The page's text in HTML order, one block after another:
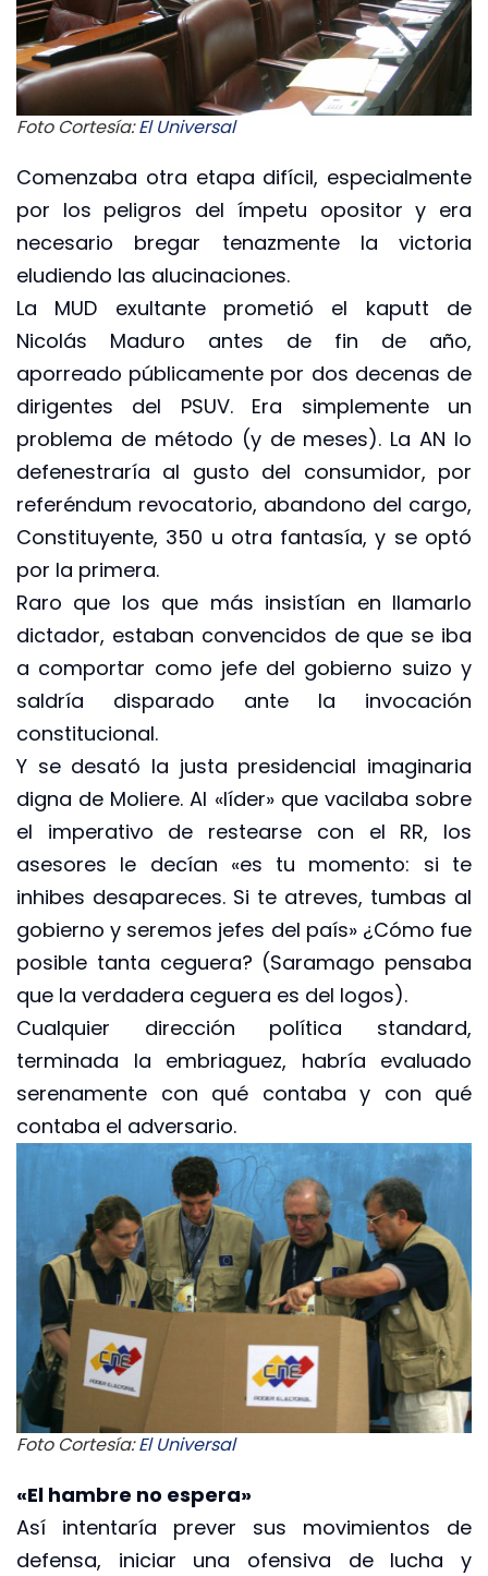
Foto Cortesía:El Universal
Comenzaba otra etapa difícil, especialmente
por los peligros del ímpetu opositor y era
necesario bregar tenazmente la victoria
eludiendo las alucinaciones.
La MUD exultante prometió el kaputt de
Nicolás Maduro antes de fin de año,
aporreado públicamente por dos decenas de
dirigentes del PSUV. Era simplemente un
problema de método (y de meses). La AN lo
defenestraría al gusto del consumidor, por
referéndum revocatorio, abandono del cargo,
Constituyente, 350 u otra fantasía, y se optó
por la primera.
Raro que los que más insistían en llamarlo
dictador, estaban convencidos de que se iba
a comportar como jefe del gobierno suizo y
saldría disparado ante la invocación
constitucional.
Y se desató la justa presidencial imaginaria
digna de Moliere. Al «líder» que vacilaba sobre
el imperativo de restearse con el RR, los
asesores le decían «es tu momento: si te
inhibes desapareces. Si te atreves, tumbas al
gobierno y seremos jefes del país» ¿Cómo fue
posible tanta ceguera? (Saramago pensaba
que la verdadera ceguera es del logos).
Cualquier dirección política standard,
terminada la embriaguez, habría evaluado
serenamente con qué contaba y con qué
contaba el adversario.
Foto Cortesía:El Universal
«El hambre no espera»
Así intentaría prever sus movimientos de
defensa, iniciar una ofensiva de lucha y